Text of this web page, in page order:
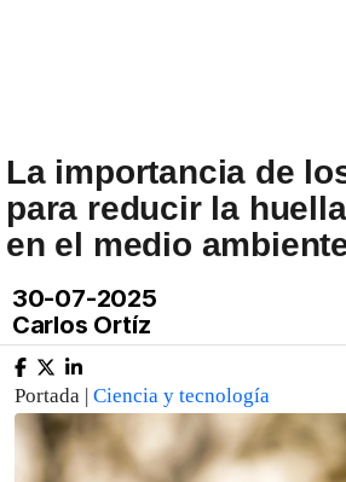
La importancia de
para reducir la
en el medio
30-07-2025
Carlos Ortíz
Portada | Ciencia y tecnología